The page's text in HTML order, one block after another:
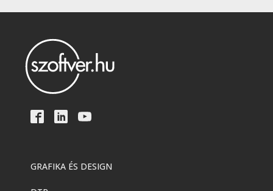
GRAFIKA ÉS DESIGN